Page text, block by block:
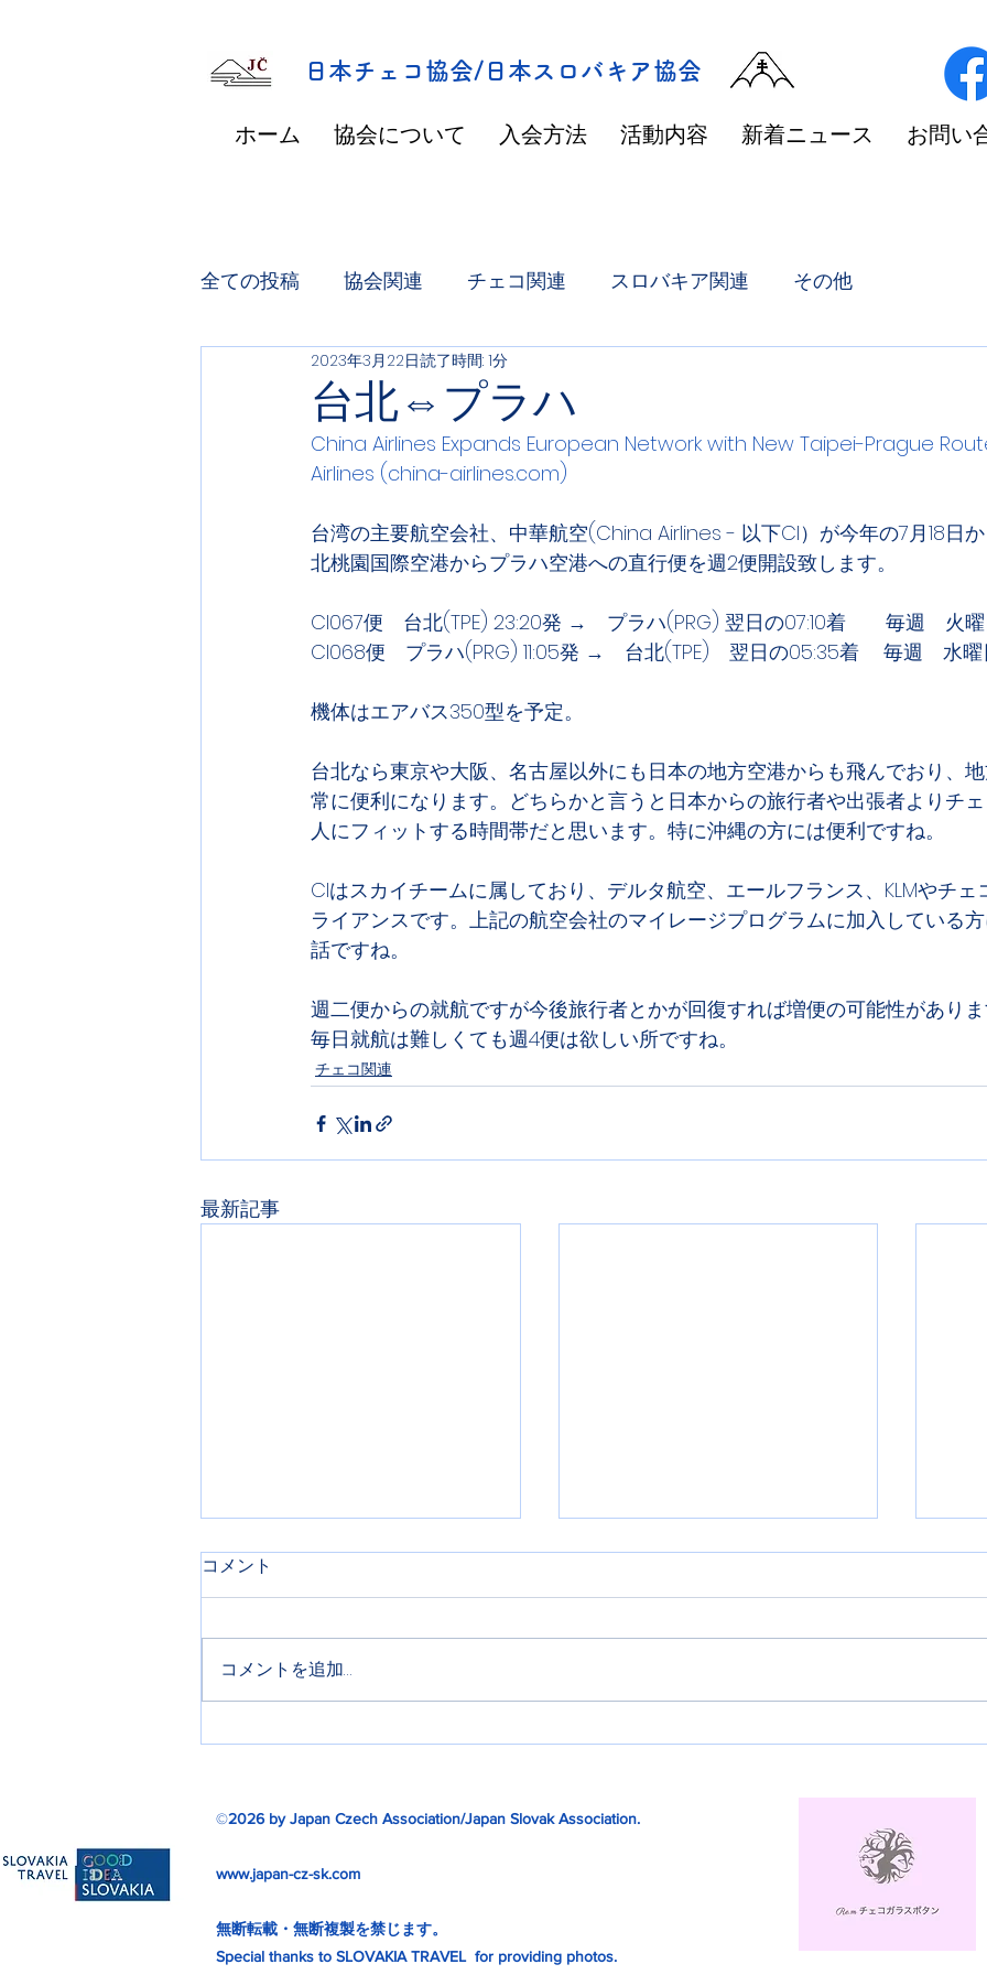
​日本チェコ協会/日本スロバキア協会
ホーム 協会について 入会方法 活動内容 新着ニュース お問い
全ての投稿 協会関連 チェコ関連 スロバキア関連 その他
台北⇔プラハ
2023年3月22日読了時間: 1分
China Airlines Expands European Network with New Taipei-Prague
Airlines (china-airlines.com)
台湾の主要航空会社、中華航空(China Airlines - 以下CI）が今年の7月18日
北桃園国際空港からプラハ空港への直行便を週2便開設致します。
CI067便　台北(TPE) 23:20発 →　プラハ(PRG) 翌日の07:10着　　毎週　火
CI068便　プラハ(PRG) 11:05発 →　台北
機体はエアバス350型を予定。
台北なら東京や大阪、名古屋以外にも日本の地方空港からも飛んでおり、
常に便利になります。どちらかと言うと日本からの旅行者や出張者よりチ
人にフィットする時間帯だと思います。特に沖縄の方には便利ですね。
CIはスカイチームに属しており、デルタ航空、エールフランス、KLMやチェ
ライアンスです。上記の航空会社のマイレージプログラムに加入している
話ですね。
週二便からの就航ですが今後旅行者とかが回復すれば増便の可能性がありま
毎日就航は難しくても週4便は欲しい所ですね。
チェコ関連
最新記事
ミュシャ芸術博覧会リターン
PDICデジタル チェコ語俗語
コメント
コメントを追加…
©2026 by Japan Czech Association/Japan Slovak Association.
www.japan-cz-sk.com
無断転載・無断複製を禁じます。
Special thanks to SLOVAKIA TRAVEL for providing photos.